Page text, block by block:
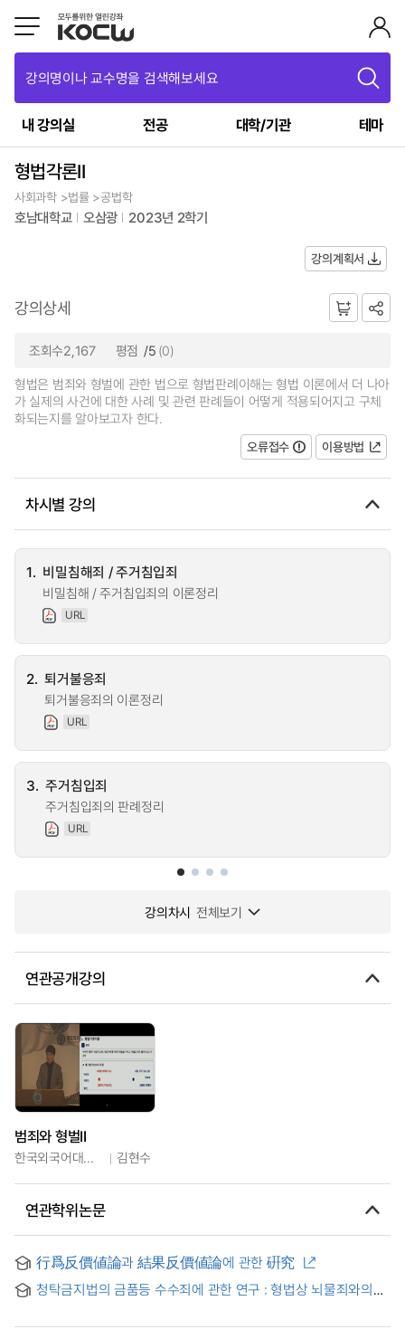
강의명이나 교수명을 검색해보세요
내 강의실 전공 대학/기관 테마
형법각론II
사회과학 >법률 >공법학
호남대학교 오삼광 2023년 2학기
강의계획서
강의상세
조회수2,167 평점 /5 (0)
형법은 범죄와 형벌에 관한 법으로 형법판례이해는 형법 이론에서 더 나아
가 실제의 사건에 대한 사례 및 관련 판례들이 어떻게 적용되어지고 구체
화되는지를 알아보고자 한다.
오류접수
이용방법
차시별 강의
1. 비밀침해죄 / 주거침입죄
비밀침해 / 주거침입죄의 이론정리
URL
2. 퇴거불응죄
퇴거불응죄의 이론정리
URL
3. 주거침입죄
주거침입죄의 판례정리
URL
강의차시 전체보기
연관공개강의
범죄와 형벌II
한국외국어대학교 김현수
연관학위논문
行爲反價値論과 結果反價値論에 관한 硏究
청탁금지법의 금품등 수수죄에 관한 연구 : 형법상 뇌물죄와의